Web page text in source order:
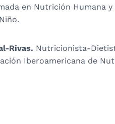
en Nutrición Humana
Rivas. Nutricionista-
Iberoamericana de